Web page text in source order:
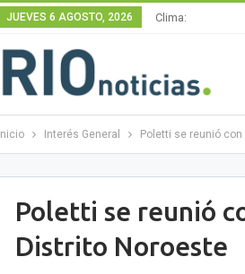
JUEVES 6 AGOSTO, 2026 Clima:
Inicio Interés General Poletti se reunió
Poletti se reunió
Distrito Noroeste